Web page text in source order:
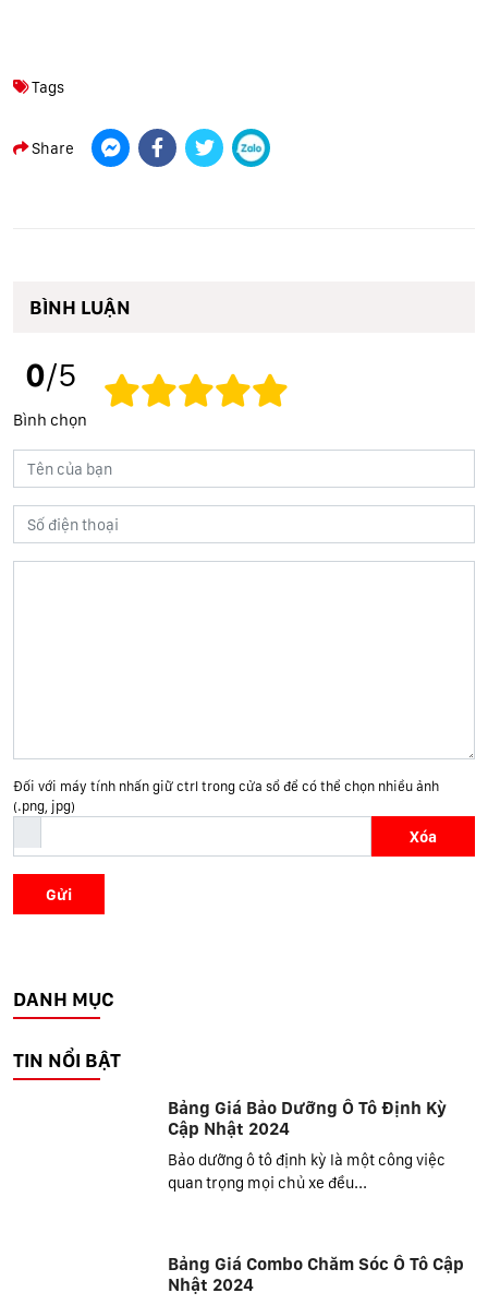
Tags
Share
BÌNH LUẬN
0/5
Bình chọn
Đối với máy tính nhấn giữ ctrl trong cửa sổ để có thể chọn nhiều ảnh
(.png, jpg)
Xóa
Gửi
DANH MỤC
TIN NỔI BẬT
Bảng Giá Bảo Dưỡng Ô Tô Định Kỳ
Cập Nhật 2024
Bảo dưỡng ô tô định kỳ là một công việc
quan trọng mọi chủ xe đều...
Bảng Giá Combo Chăm Sóc Ô Tô Cập
Nhật 2024